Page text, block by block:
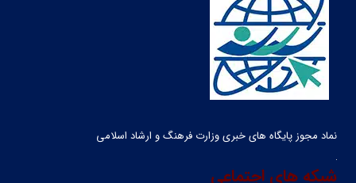
نماد مجوز پایگاه های خبری وزارت فرهنگ و ارشاد اسلامی
شبکه های اجتماعی